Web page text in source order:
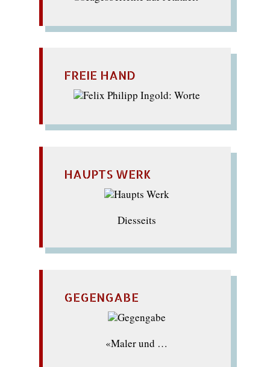
FREIE HAND
HAUPTS WERK
Diesseits
GEGENGABE
«Maler und …